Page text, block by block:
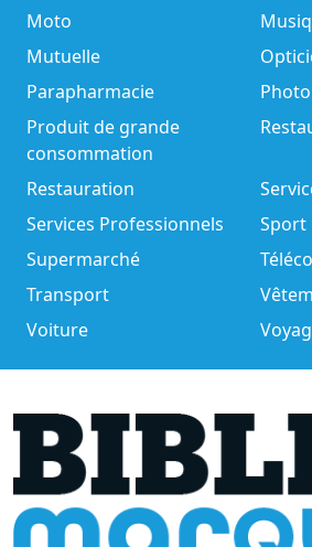
Moto
Mutuelle
Parapharmacie
Produit de grande
consommation
Restauration
Services Professionnels
Sport
Supermarché
Transport
Voiture